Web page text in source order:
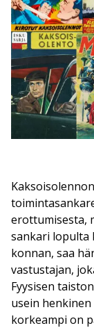
erottumisesta,
sankari lopulta
konnan, saa
vastustajan,
Fyysisen
usein
korkeampi on